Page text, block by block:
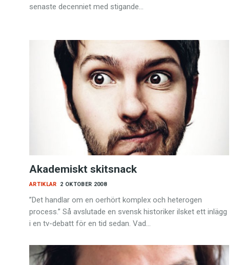
senaste decenniet med stigande…
Akademiskt skitsnack
2 OKTOBER 2008
ARTIKLAR
”Det handlar om en oerhört komplex och heterogen
process.” Så avslutade en svensk historiker ilsket ett inlägg
i en tv-debatt för en tid sedan. Vad…